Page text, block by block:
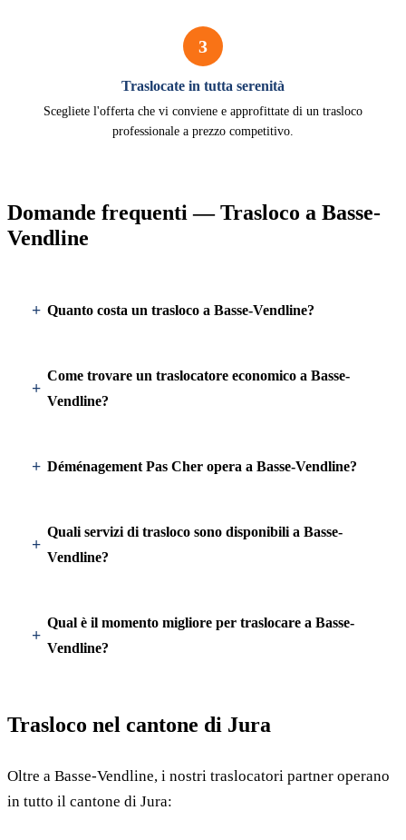
3
Traslocate in tutta serenità
Scegliete l'offerta che vi conviene e approfittate di un trasloco
professionale a prezzo competitivo.
Domande frequenti — Trasloco a Basse-
Vendline
Quanto costa un trasloco a Basse-Vendline?
Come trovare un traslocatore economico a Basse-
Vendline?
Déménagement Pas Cher opera a Basse-Vendline?
Quali servizi di trasloco sono disponibili a Basse-
Vendline?
Qual è il momento migliore per traslocare a Basse-
Vendline?
Trasloco nel cantone di Jura
Oltre a Basse-Vendline, i nostri traslocatori partner operano
in tutto il cantone di Jura: